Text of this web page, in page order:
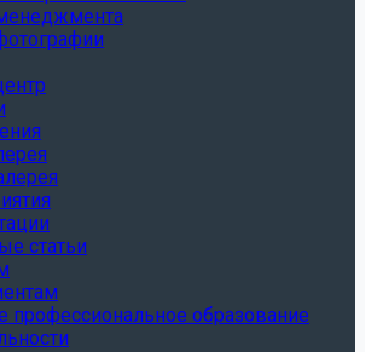
статьи
профессиональное образование